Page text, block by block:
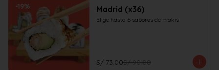
-19% Madrid (x36)
Elige hasta 6 sabores de makis
S/ 73.00S/ 90.00